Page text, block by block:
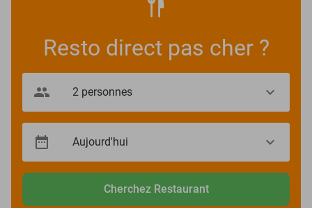
Resto direct pas cher ?
Cherchez Restaurant